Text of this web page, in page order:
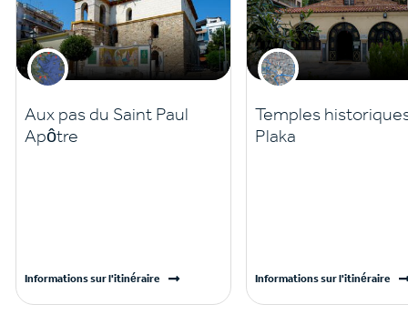
Aux pas du Saint Paul
Apôtre
Informations sur l'itinéraire
Temples
Plaka
Informations sur l'itinéraire